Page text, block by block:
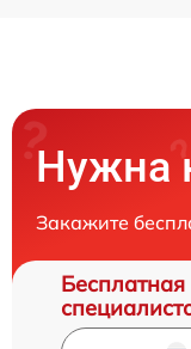
Нужна
Закажите